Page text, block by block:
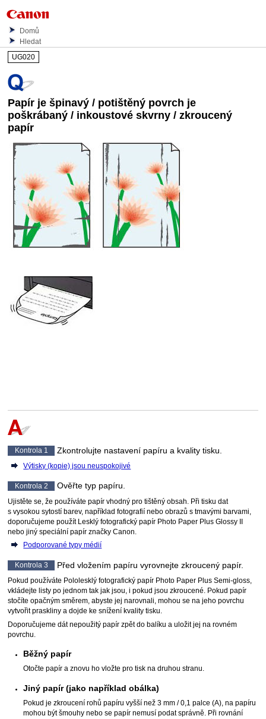
Domů
Hledat
UG020
Papír je špinavý / potištěný povrch je
poškrábaný / inkoustové skvrny / zkroucený
papír
Kontrola 1 Zkontrolujte nastavení papíru a kvality tisku.
Výtisky (kopie) jsou neuspokojivé
Kontrola 2 Ověřte typ papíru.
Ujistěte se, že používáte papír vhodný pro tištěný obsah.
Při tisku dat
s vysokou sytostí barev, například fotografií nebo obrazů s tmavými barvami,
doporučujeme použít
Lesklý fotografický papír Photo Paper Plus Glossy II
nebo jiný speciální papír značkyCanon
Podporované typy médií
Kontrola 3 Před vložením papíru vyrovnejte zkroucený papír.
Pokud používáte Pololesklý fotografický papír Photo Paper Plus Semi-gloss
vkládejte listy po jednom tak jak jsou, i pokud jsou zkroucené.
Pokud papír
stočíte opačným směrem, abyste jej narovnali, mohou se na jeho povrchu
vytvořit praskliny a dojde ke snížení kvality tisku.
Doporučujeme dát nepoužitý papír zpět do balíku a uložit jej na rovném
povrchu.
Běžný papír
Otočte papír a znovu ho vložte pro tisk na druhou stranu.
Jiný papír (jako například obálka)
Pokud je zkroucení rohů papíru vyšší než 3 mm / 0,1 palce (A), na papíru
mohou být šmouhy nebo se papír nemusí podat správně.
Při rovnání